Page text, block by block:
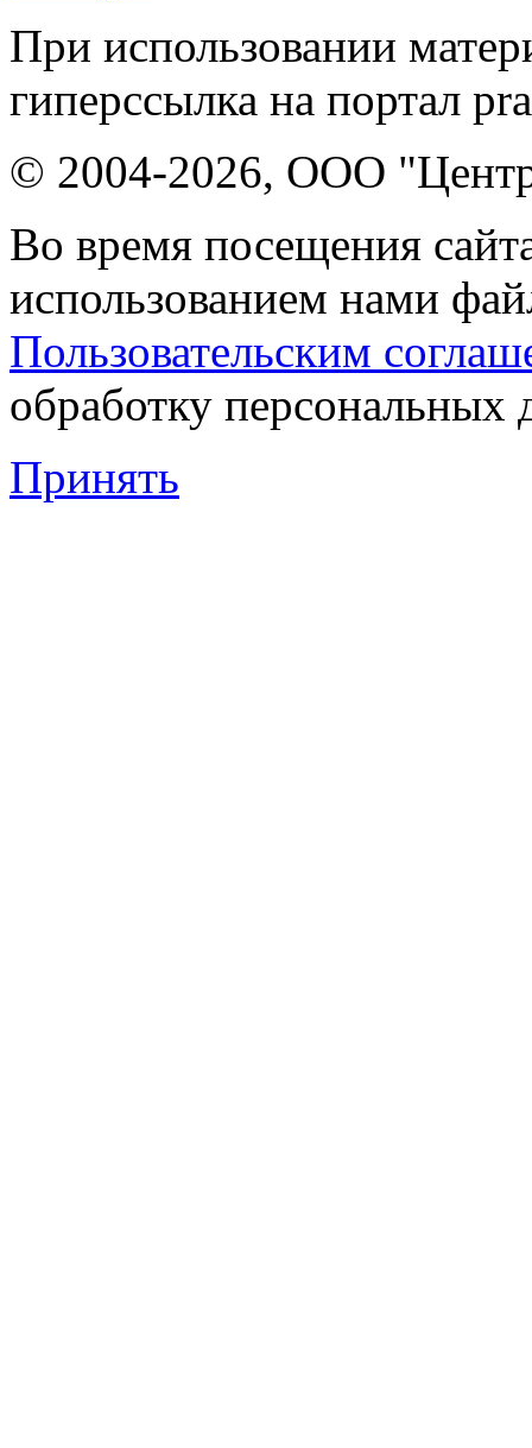
При использовании
гиперссылка на портал
© 2004-2026, ООО "Центр
Во время посещения
использованием нами
Пользовательским
обработку персональных
Принять